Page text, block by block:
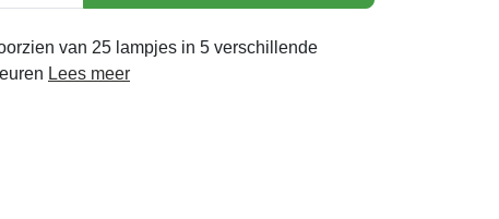
van 25 lampjes in 5 verschillende
Lees meer